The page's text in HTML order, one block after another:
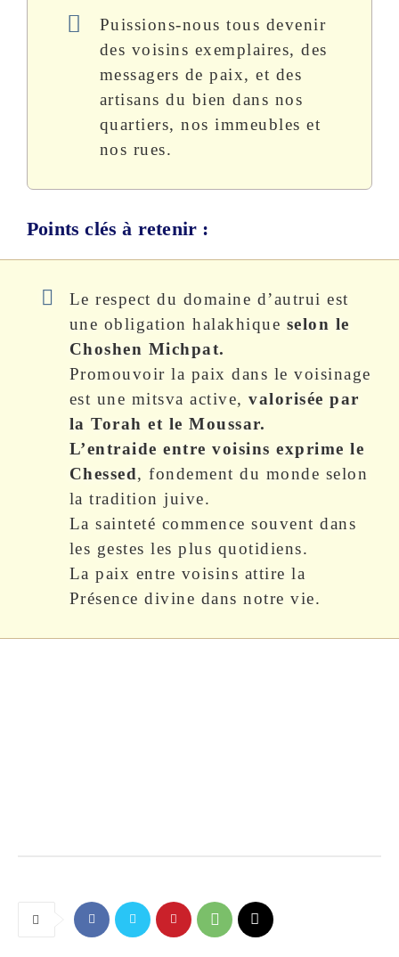
Puissions-nous tous devenir
des voisins exemplaires, des
messagers de paix, et des
artisans du bien dans nos
quartiers, nos immeubles et
nos rues.
Points clés à retenir :
Le respect du domaine d’autrui est
une obligation halakhique selon le
Choshen Michpat.
Promouvoir la paix dans le voisinage
est une mitsva active,valorisée par
la Torah et le Moussar.
L’entraide entre voisins exprime le
Chessed, fondement du monde selon
la tradition juive.
La sainteté commence souvent dans
les gestes les plus quotidiens.
La paix entre voisins attire la
Présence divine dans notre vie.